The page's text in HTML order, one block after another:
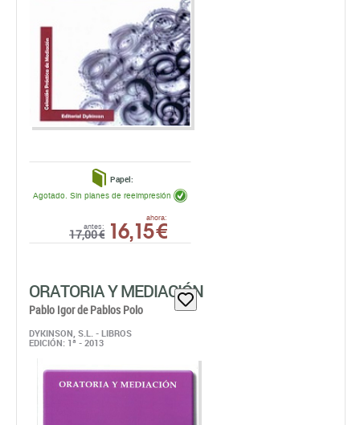
Papel:
antes:
17,00 €
ahora:
16,15 €
Agotado. Sin planes de reeimpresión
ORATORIA Y MEDIACIÓN
Pablo Igor de Pablos Polo
DYKINSON, S.L. - LIBROS
EDICIÓN: 1ª - 2013